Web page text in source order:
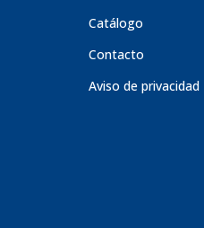
Catálogo
Contacto
Aviso de privacidad